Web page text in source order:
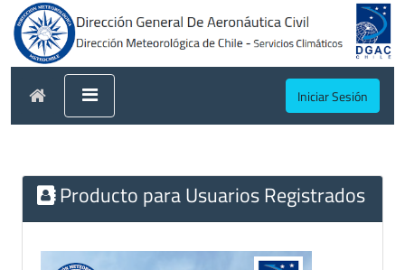
Iniciar Sesión
Producto para Usuarios Registrados